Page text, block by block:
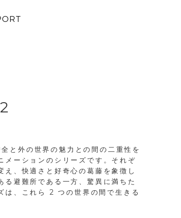
と外の世界の魅力との間の二重性を
メーションのシリーズです。それぞ
、快適さと好奇心の葛藤を象徴し
る避難所である一方、驚異に満ちた
は、これら 2 つの世界の間で生きる